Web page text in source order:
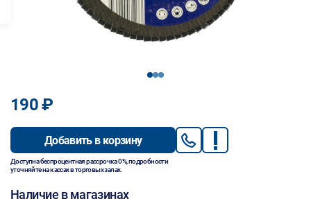
123
190 ₽
Добавить в корзину
Доступна беспроцентная рассрочка 0%, подробности
уточняйте на кассах в торговых залах.
Наличие в магазинах